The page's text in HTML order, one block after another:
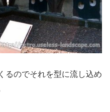
るのでそれを型に流し込め